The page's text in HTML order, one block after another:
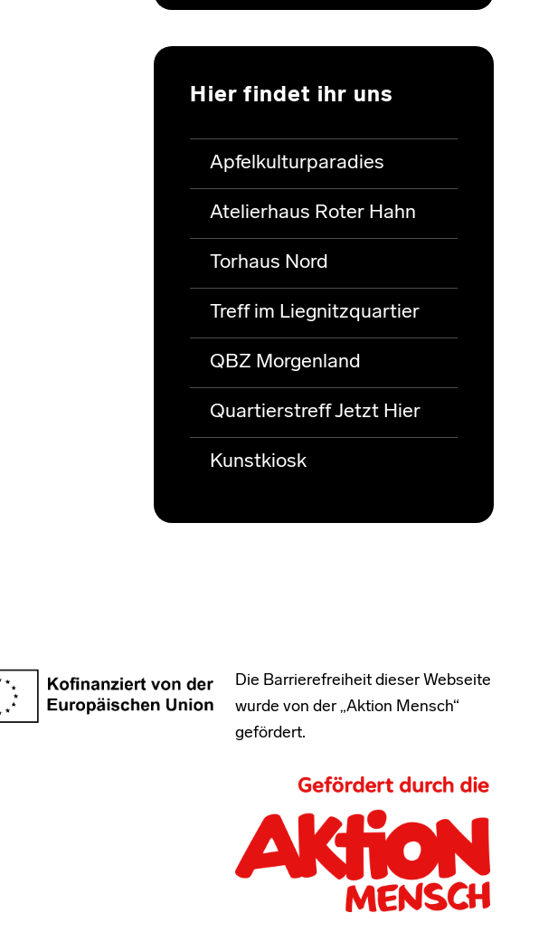
Hier findet ihr uns
Apfelkulturparadies
Atelierhaus Roter Hahn
Torhaus Nord
Treff im Liegnitzquartier
QBZ Morgenland
Quartierstreff Jetzt Hier
Kunstkiosk
Die Barrierefreiheit dieser Webseite
wurde von der „Aktion Mensch“
gefördert.